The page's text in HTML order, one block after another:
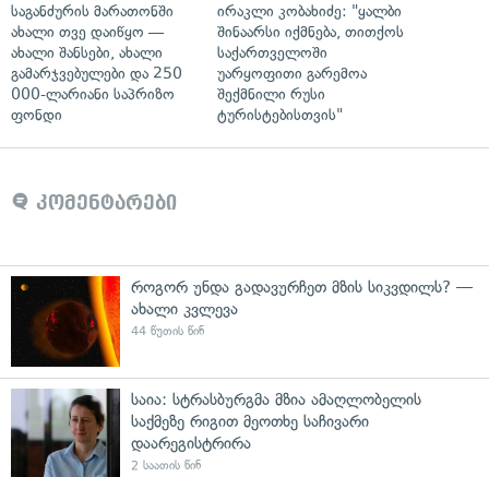
საგანძურის მარათონში
ახალი თვე დაიწყო —
ახალი შანსები, ახალი
გამარჯვებულები და 250
000-ლარიანი საპრიზო
ფონდი
ირაკლი კობახიძე: "ყალბი
შინაარსი იქმნება, თითქოს
საქართველოში
უარყოფითი გარემოა
შექმნილი რუსი
ტურისტებისთვის"
კომენტარები
როგორ უნდა გადავურჩეთ მზის სიკვდილს? —
ახალი კვლევა
44 წუთის წინ
საია: სტრასბურგმა მზია ამაღლობელის
საქმეზე რიგით მეოთხე საჩივარი
დაარეგისტრირა
2 საათის წინ